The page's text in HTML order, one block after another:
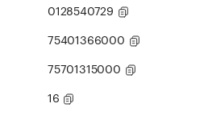
0128540729
75401366000
75701315000
16